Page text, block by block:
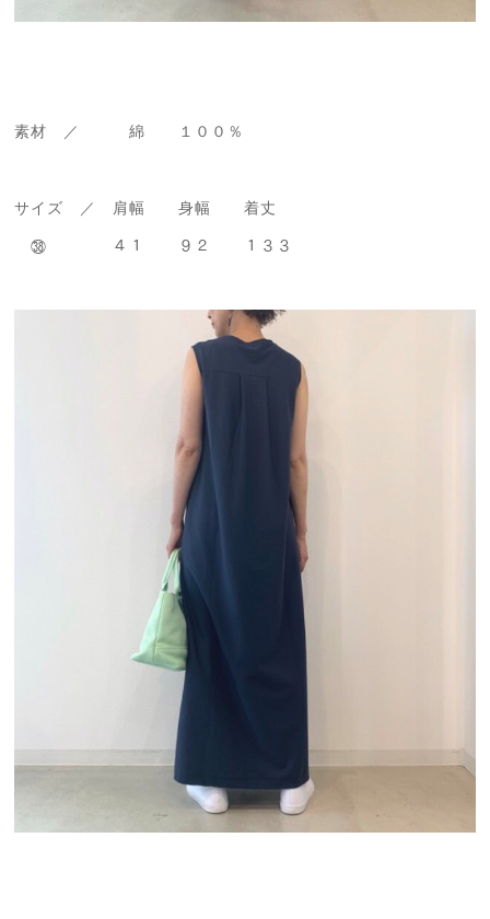
素材 ／ 綿 １００％
サイズ ／ 肩幅 身幅 着丈
㊳ ４１ ９２ １３３